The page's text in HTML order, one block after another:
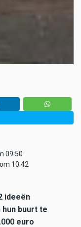
09:50
10:42
ideeën
buurt te
euro